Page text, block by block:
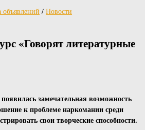
объявлений / Новости
«Говорят литературные
замечательная возможность
к проблеме наркомании среди
свои творческие способности.